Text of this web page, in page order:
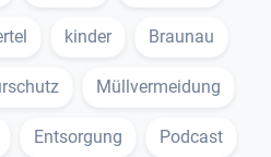
kinder Braunau
Müllvermeidung
Entsorgung Podcast